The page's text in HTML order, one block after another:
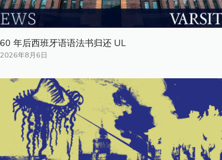
60 年后西班牙语语法书归还 UL
2026年8月6日